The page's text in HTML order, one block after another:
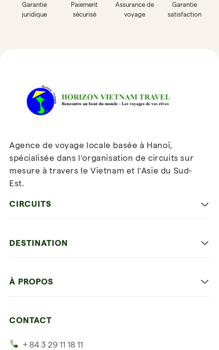
Garantie
juridique
Paiement
sécurisé
Assurance de
voyage
Garantie
satisfaction
Agence de voyage locale basée à Hanoï,
spécialisée dans l’organisation de circuits sur
mesure à travers le Vietnam et l’Asie du Sud-
Est.
CIRCUITS
Voyage autrement
Hors des sentiers battus
DESTINATION
À PROPOS
CONTACT
+ 84 3 29 11 18 11